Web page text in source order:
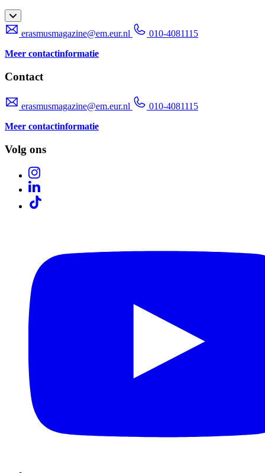
erasmusmagazine@em.eur.nl
010-4081115
Meer contactinformatie
Contact
erasmusmagazine@em.eur.nl
010-4081115
Meer contactinformatie
Volg ons